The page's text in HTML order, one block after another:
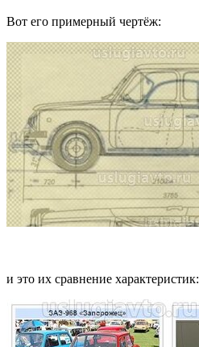
Вот его примерный чертёж:
и это их сравнение характеристик: